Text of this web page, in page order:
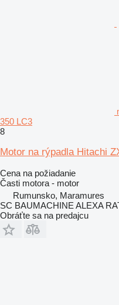
350 LC3
8
Motor na rýpadla Hitachi
Cena na požiadanie
Časti motora - motor
Rumunsko, Maramures
SC BAUMACHINE ALEXA
Obráťte sa na predajcu